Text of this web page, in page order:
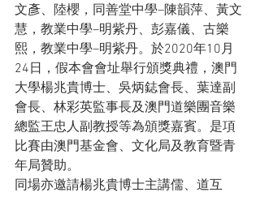
文彥、陸櫻，同善堂中學–陳韻萍、黃文
慧，教業中學–明紫丹、彭嘉儀、古樂
熙，教業中學–明紫丹。於2020年10月
24日，假本會會址舉行頒獎典禮，澳門
大學楊兆貴博士、吳炳鋕會長、葉達副
會長、林彩英監事長及澳門道樂團音樂
總監王忠人副教授等為頒獎嘉賓。是項
比賽由澳門基金會、文化局及教育暨青
年局贊助。
同場亦邀請楊兆貴博士主講儒、道互